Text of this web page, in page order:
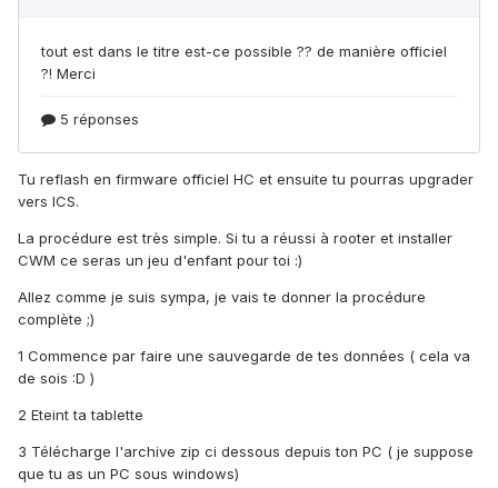
Tu reflash en firmware officiel HC et ensuite tu pourras upgrader
vers ICS.
La procédure est très simple. Si tu a réussi à rooter et installer
CWM ce seras un jeu d'enfant pour toi :)
Allez comme je suis sympa, je vais te donner la procédure
complète ;)
1 Commence par faire une sauvegarde de tes données ( cela va
de sois :D )
2 Eteint ta tablette
3 Télécharge l'archive zip ci dessous depuis ton PC ( je suppose
que tu as un PC sous windows)